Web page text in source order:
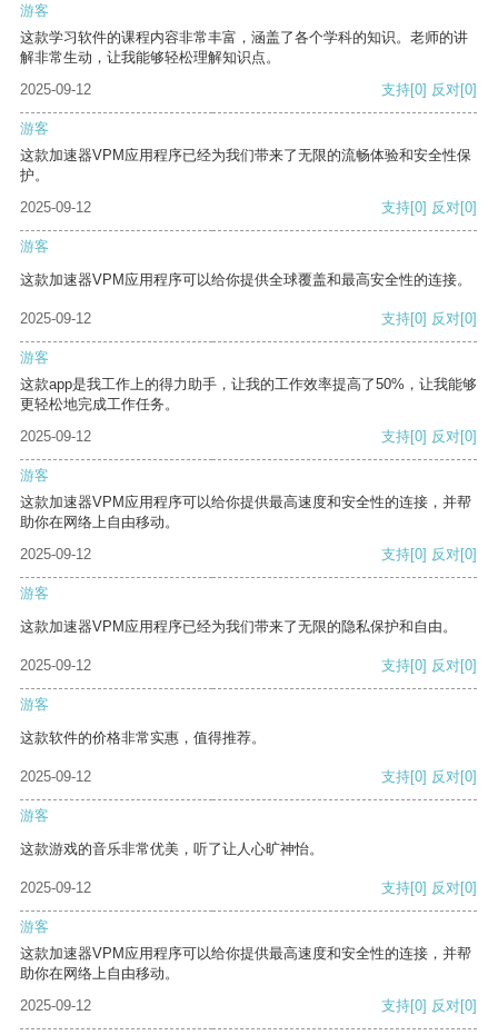
游客
这款学习软件的课程内容非常丰富，涵盖了各个学科的知识。老师的讲
解非常生动，让我能够轻松理解知识点。
2025-09-12
支持[0] 反对[0]
游客
这款加速器VPM应用程序已经为我们带来了无限的流畅体验和安全性保
护。
2025-09-12
支持[0] 反对[0]
游客
这款加速器VPM应用程序可以给你提供全球覆盖和最高安全性的连接。
2025-09-12 支持[0] 反对[0]
游客
这款app是我工作上的得力助手，让我的工作效率提高了50%，让我能够
更轻松地完成工作任务。
2025-09-12
支持[0] 反对[0]
游客
这款加速器VPM应用程序可以给你提供最高速度和安全性的连接，并帮
助你在网络上自由移动。
2025-09-12
支持[0] 反对[0]
游客
这款加速器VPM应用程序已经为我们带来了无限的隐私保护和自由。
2025-09-12 支持[0] 反对[0]
游客
这款软件的价格非常实惠，值得推荐。
2025-09-12 支持[0] 反对[0]
游客
这款游戏的音乐非常优美，听了让人心旷神怡。
2025-09-12 支持[0] 反对[0]
游客
这款加速器VPM应用程序可以给你提供最高速度和安全性的连接，并帮
助你在网络上自由移动。
2025-09-12
支持[0] 反对[0]